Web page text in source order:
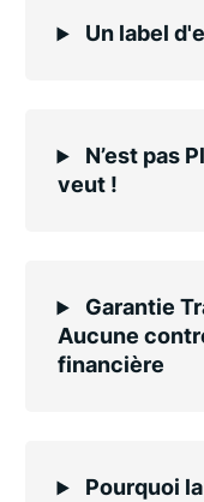
Un label
N’est pas
veut !
Garantie
Aucune
financière
Pourquoi